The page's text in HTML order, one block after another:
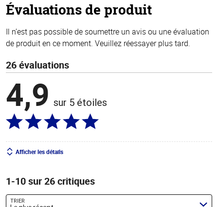
Évaluations de produit
Il n’est pas possible de soumettre un avis ou une évaluation
de produit en ce moment. Veuillez réessayer plus tard.
26 évaluations
4,9 sur 5 étoiles
Afficher les détails
1-10 sur 26 critiques
TRIER